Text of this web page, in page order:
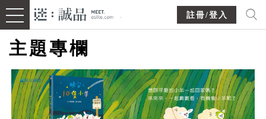
註冊/登入
主題專欄